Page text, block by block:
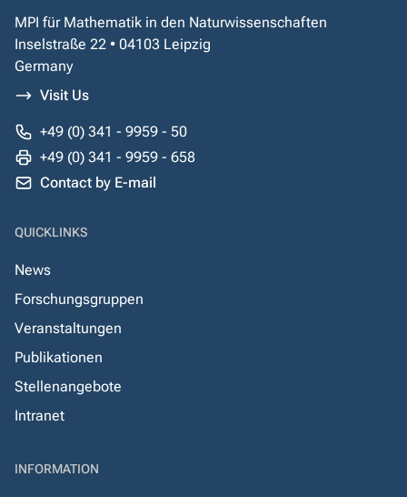
MPI für Mathematik in den Naturwissenschaften
Inselstraße 22 • 04103 Leipzig
Germany
Visit Us
+49 (0) 341 - 9959 - 50
+49 (0) 341 - 9959 - 658
Contact by E-mail
QUICKLINKS
News
Forschungsgruppen
Veranstaltungen
Publikationen
Stellenangebote
Intranet
INFORMATION